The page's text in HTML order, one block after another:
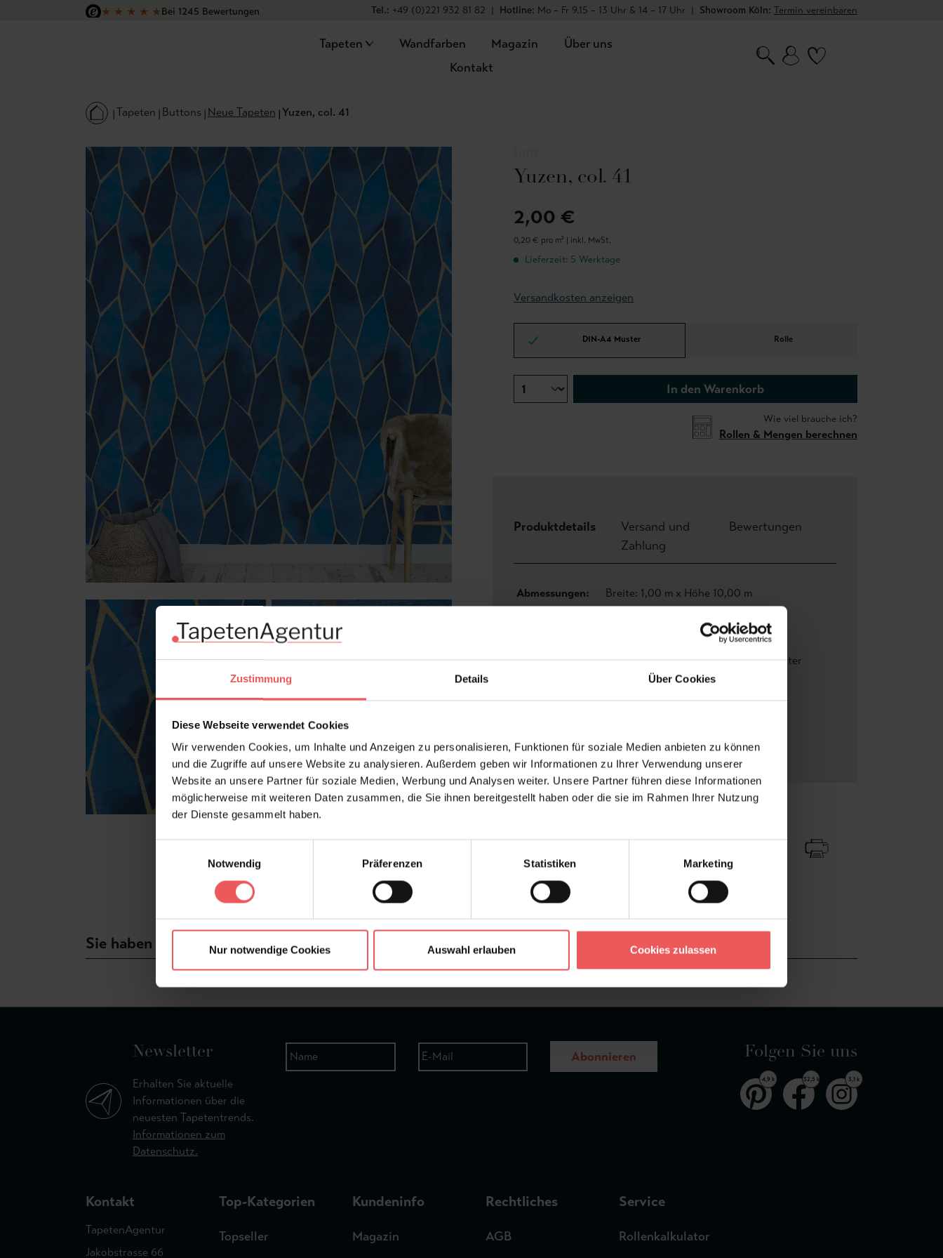
Zustimmung Details Über Cookies
Diese Webseite verwendet Cookies
Wir verwenden Cookies, um Inhalte und Anzeigen zu personalisieren, Funktionen für soziale Medien anbieten zu können
und die Zugriffe auf unsere Website zu analysieren. Außerdem geben wir Informationen zu Ihrer Verwendung unserer
Website an unsere Partner für soziale Medien, Werbung und Analysen weiter. Unsere Partner führen diese Informationen
möglicherweise mit weiteren Daten zusammen, die Sie ihnen bereitgestellt haben oder die sie im Rahmen Ihrer Nutzung
der Dienste gesammelt haben.
Notwendig
Präferenzen Statistiken Marketing
Nur notwendige Cookies Auswahl erlauben Cookies zulassen
Hauptinhalt springen
Zur Suche springen
Zur Hauptnavigation springen
★ ★ ★ ★ ★Bei 1245 Bewertungen
Tel.: +49 (0)221 932 81 82 | Hotline: Mo – Fr 9.15 – 13 Uhr & 14 – 17 Uhr | Showroom Köln: Termin vereinbaren
Tapeten Wandfarben Magazin
Über uns
Kontakt
Tapeten Buttons Neue Tapeten Yuzen, col. 41
Yuzen, col. 41
2,00 €
0,20 € pro m² | inkl. MwSt.
Lieferzeit: 5 Werktage
Versandkosten anzeigen
DIN-A4 Muster Rolle
In den Warenkorb
Wie viel brauche ich?
Rollen & Mengen berechnen
Produktdetails
Versand und
Zahlung
Bewertungen
Abmessungen:
Breite: 1,00 m x Höhe 10,00 m
Design:
Blätter, Florale Muster, Moderne Muster
, Hellbraun
Kollektion:
Soie changeante
Oberfläche:
Vinyl-Tapeten
Sie haben Fragen zum Produkt? +49 (0)221 932 81 82
Newsletter
Erhalten Sie aktuelle
Informationen über die
neuesten Tapetentrends.
Informationen zum
Datenschutz.
Abonnieren Folgen Sie uns
4,9 k 32,5 k 3,1 k
Kontakt
TapetenAgentur
Jakobstrasse 66
Top-Kategorien
Topseller
Kundeninfo
Magazin
Rechtliches
AGB
Service
Rollenkalkulator